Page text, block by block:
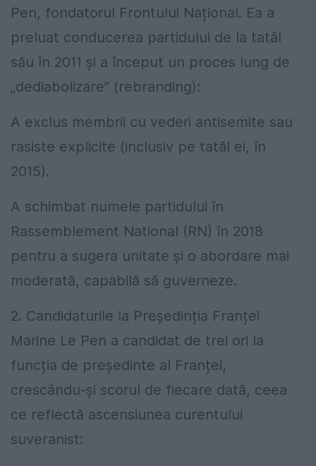
Pen, fondatorul Frontului Național. Ea a
preluat conducerea partidului de la tatăl
său în 2011 și a început un proces lung de
„dediabolizare” (rebranding):
A exclus membrii cu vederi antisemite sau
rasiste explicite (inclusiv pe tatăl ei, în
2015).
A schimbat numele partidului în
Rassemblement National (RN) în 2018
pentru a sugera unitate și o abordare mai
moderată, capabilă să guverneze.
2. Candidaturile la Președinția Franței
Marine Le Pen a candidat de trei ori la
funcția de președinte al Franței,
crescându-și scorul de fiecare dată, ceea
ce reflectă ascensiunea curentului
suveranist: